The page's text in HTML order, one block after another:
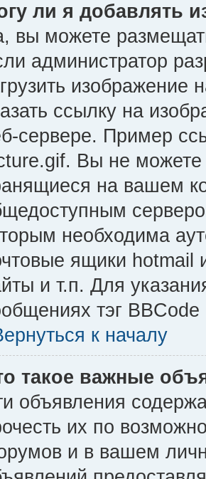
ли я добавлять
вы можете
администратор
ссылку на
сервере. Пример
Вы не можете
на вашем
необходима
ящики
и т.п. Для
тэг BBCode
к началу
такое важные
объявления
их по
и в вашем